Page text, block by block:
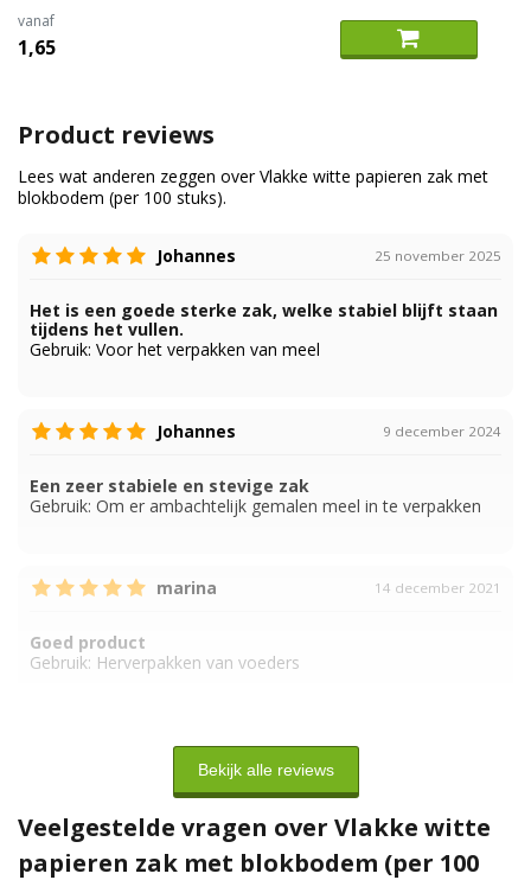
vanaf
1,65
Product reviews
Lees wat anderen zeggen over Vlakke witte papieren zak met
blokbodem (per 100 stuks).
Johannes 25 november 2025
Het is een goede sterke zak, welke stabiel blijft staan
tijdens het vullen.
Gebruik: Voor het verpakken van meel
Johannes 9 december 2024
Een zeer stabiele en stevige zak
Gebruik: Om er ambachtelijk gemalen meel in te verpakken
marina 14 december 2021
Goed product
Gebruik: Herverpakken van voeders
Bekijk alle reviews
Veelgestelde vragen over Vlakke witte
papieren zak met blokbodem (per 100